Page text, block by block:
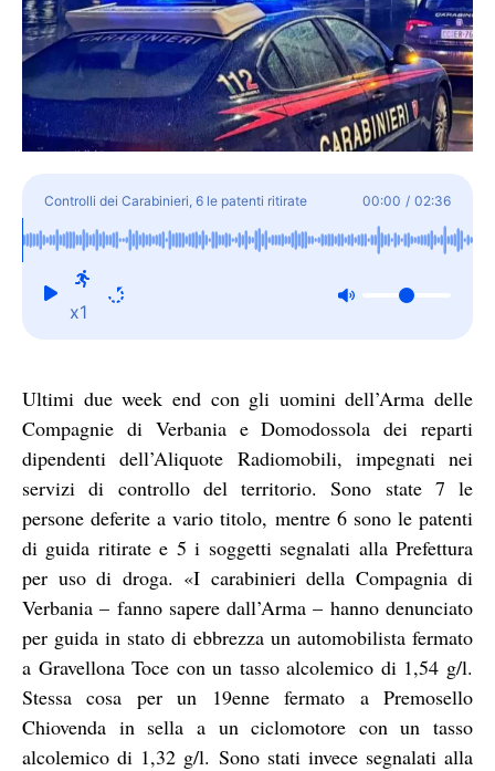
Controlli dei Carabinieri, 6 le patenti ritirate 00:00 / 02:36
x1
Ultimi due week end con gli uomini dell’Arma delle
Compagnie di Verbania e Domodossola dei reparti
dipendenti dell’Aliquote Radiomobili, impegnati nei
servizi di controllo del territorio. Sono state 7 le
persone deferite a vario titolo, mentre 6 sono le patenti
di guida ritirate e 5 i soggetti segnalati alla Prefettura
per uso di droga. «I carabinieri della Compagnia di
Verbania – fanno sapere dall’Arma – hanno denunciato
per guida in stato di ebbrezza un automobilista fermato
a Gravellona Toce con un tasso alcolemico di 1,54 g/l.
Stessa cosa per un 19enne fermato a Premosello
Chiovenda in sella a un ciclomotore con un tasso
alcolemico di 1,32 g/l. Sono stati invece segnalati alla